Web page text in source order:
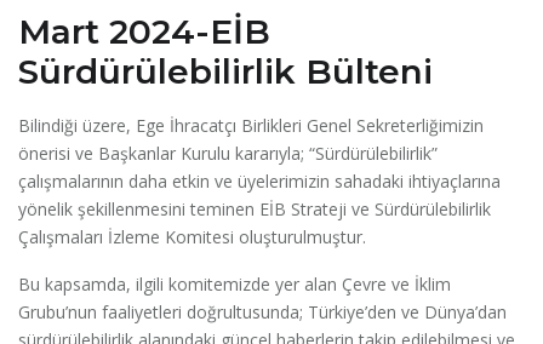
Mart 2024-EİB
Sürdürülebilirlik Bülteni
Bilindiği üzere, Ege İhracatçı Birlikleri Genel Sekreterliğimizin
önerisi ve Başkanlar Kurulu kararıyla; “Sürdürülebilirlik”
çalışmalarının daha etkin ve üyelerimizin sahadaki ihtiyaçlarına
yönelik şekillenmesini teminen EİB Strateji ve Sürdürülebilirlik
Çalışmaları İzleme Komitesi oluşturulmuştur.
Bu kapsamda, ilgili komitemizde yer alan Çevre ve İklim
Grubu’nun faaliyetleri doğrultusunda; Türkiye’den ve Dünya’dan